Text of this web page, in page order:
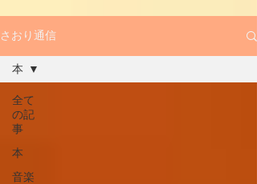
さおり通信
全て
の記
事
本
音楽
本